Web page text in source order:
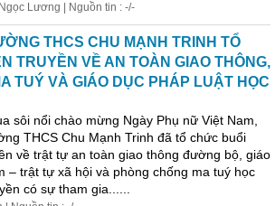
Lương | Nguồn tin : -/-
THCS CHU MẠNH TRINH TỔ
TRUYỀN VỀ AN TOÀN GIAO THÔNG,
TUÝ VÀ GIÁO DỤC PHÁP LUẬT HỌC
sôi nổi chào mừng Ngày Phụ nữ Việt Nam,
THCS Chu Mạnh Trinh đã tổ chức buổi
về trật tự an toàn giao thông đường bộ, giáo
– trật tự xã hội và phòng chống ma tuý học
có sự tham gia......